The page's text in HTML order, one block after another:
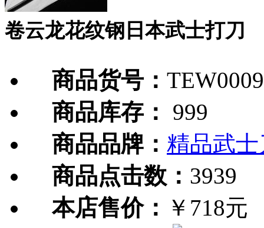
卷云龙花纹钢日本武士打刀
商品货号：
商品库存：
999
商品品牌： 精品武士
商品点击数： 3939
本店售价： ￥718元